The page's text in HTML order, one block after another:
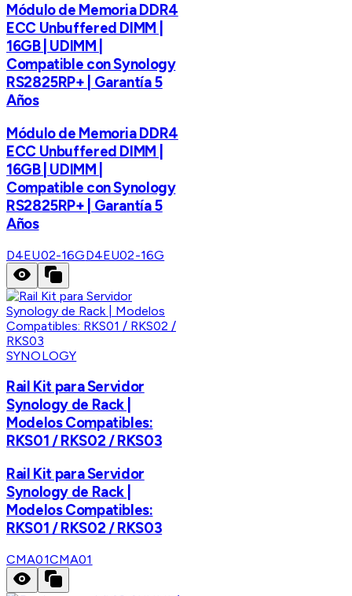
Módulo de Memoria DDR4
ECC Unbuffered DIMM |
16GB | UDIMM |
Compatible con Synology
RS2825RP+ | Garantía 5
Años
Módulo de Memoria DDR4
ECC Unbuffered DIMM |
16GB | UDIMM |
Compatible con Synology
RS2825RP+ | Garantía 5
Años
D4EU02-16GD4EU02-16G
SYNOLOGY
Rail Kit para Servidor
Synology de Rack |
Modelos Compatibles:
RKS01 / RKS02 / RKS03
Rail Kit para Servidor
Synology de Rack |
Modelos Compatibles:
RKS01 / RKS02 / RKS03
CMA01CMA01